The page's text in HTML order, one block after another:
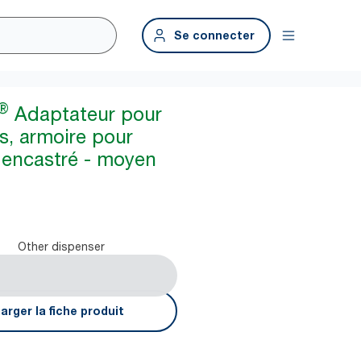
Se connecter
Adaptateur pour
armoire pour
- moyen
Other dispenser
la fiche produit